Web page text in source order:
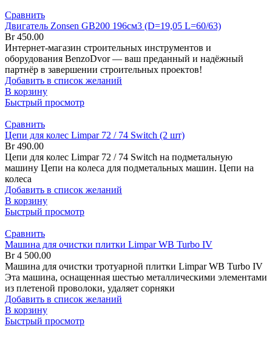
Сравнить
Двигатель Zonsen GB200 196см3 (D=19,05 L=60/63)
Br450.00
Интернет-магазин строительных инструментов и
оборудования BenzoDvor — ваш преданный и надёжный
партнёр в завершении строительных проектов!
Добавить в список желаний
В корзину
Быстрый просмотр
Сравнить
Цепи для колес Limpar 72 / 74 Switch (2 шт)
Br490.00
Цепи для колес Limpar 72 / 74 Switch на подметальную
машину Цепи на колеса для подметальных машин. Цепи на
колеса
Добавить в список желаний
В корзину
Быстрый просмотр
Сравнить
Машина для очистки плитки Limpar WB Turbo IV
Br4 500.00
Машина для очистки тротуарной плитки Limpar WB Turbo IV
Эта машина, оснащенная шестью металлическими элементами
из плетеной проволоки, удаляет сорняки
Добавить в список желаний
В корзину
Быстрый просмотр